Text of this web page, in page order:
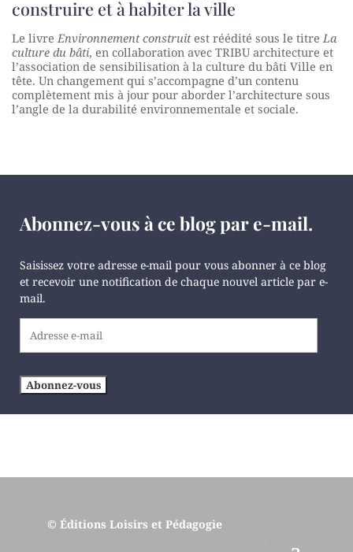
construire et à habiter la ville
Le livre Environnement construitest réédité sous le titre La
culture du bâti, en collaboration avec TRIBU architecture et
l’association de sensibilisation à la culture du bâti Ville en
tête. Un changement qui s’accompagne d’un contenu
complètement mis à jour pour aborder l’architecture sous
l’angle de la durabilité environnementale et sociale.
Abonnez-vous à ce blog par e-mail.
Saisissez votre adresse e-mail pour vous abonner à ce blog
et recevoir une notification de chaque nouvel article par e-
mail.
Abonnez-vous
© Éditions Loisirs et Pédagogie